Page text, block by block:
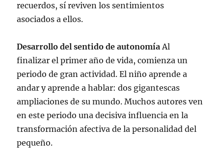
recuerdos, sí reviven los sentimientos
asociados a ellos.
Desarrollo del sentido de autonomíaAl
finalizar el primer año de vida, comienza un
periodo de gran actividad. El niño aprende a
andar y aprende a hablar: dos gigantescas
ampliaciones de su mundo. Muchos autores ven
en este periodo una decisiva influencia en la
transformación afectiva de la personalidad del
pequeño.